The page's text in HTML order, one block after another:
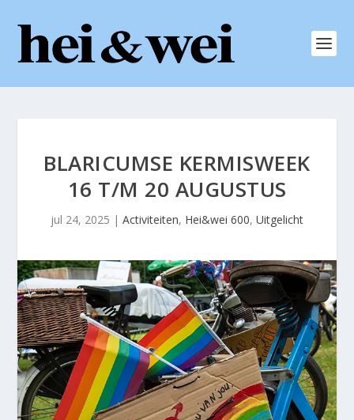
BLARICUMSE KERMISWEEK
16 T/M 20 AUGUSTUS
jul 24, 2025 | Activiteiten, Hei&wei 600, Uitgelicht